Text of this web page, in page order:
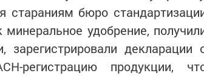
стараниям бюро
удобрение,
декларации
регистрацию продукции,